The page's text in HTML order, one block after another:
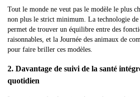
Tout le monde ne veut pas le modèle le plus
non plus le strict minimum. La technologie
permet de trouver un équilibre entre des
raisonnables, et la Journée des animaux de
pour faire briller ces modèles.
2. Davantage de suivi de la santé
quotidien